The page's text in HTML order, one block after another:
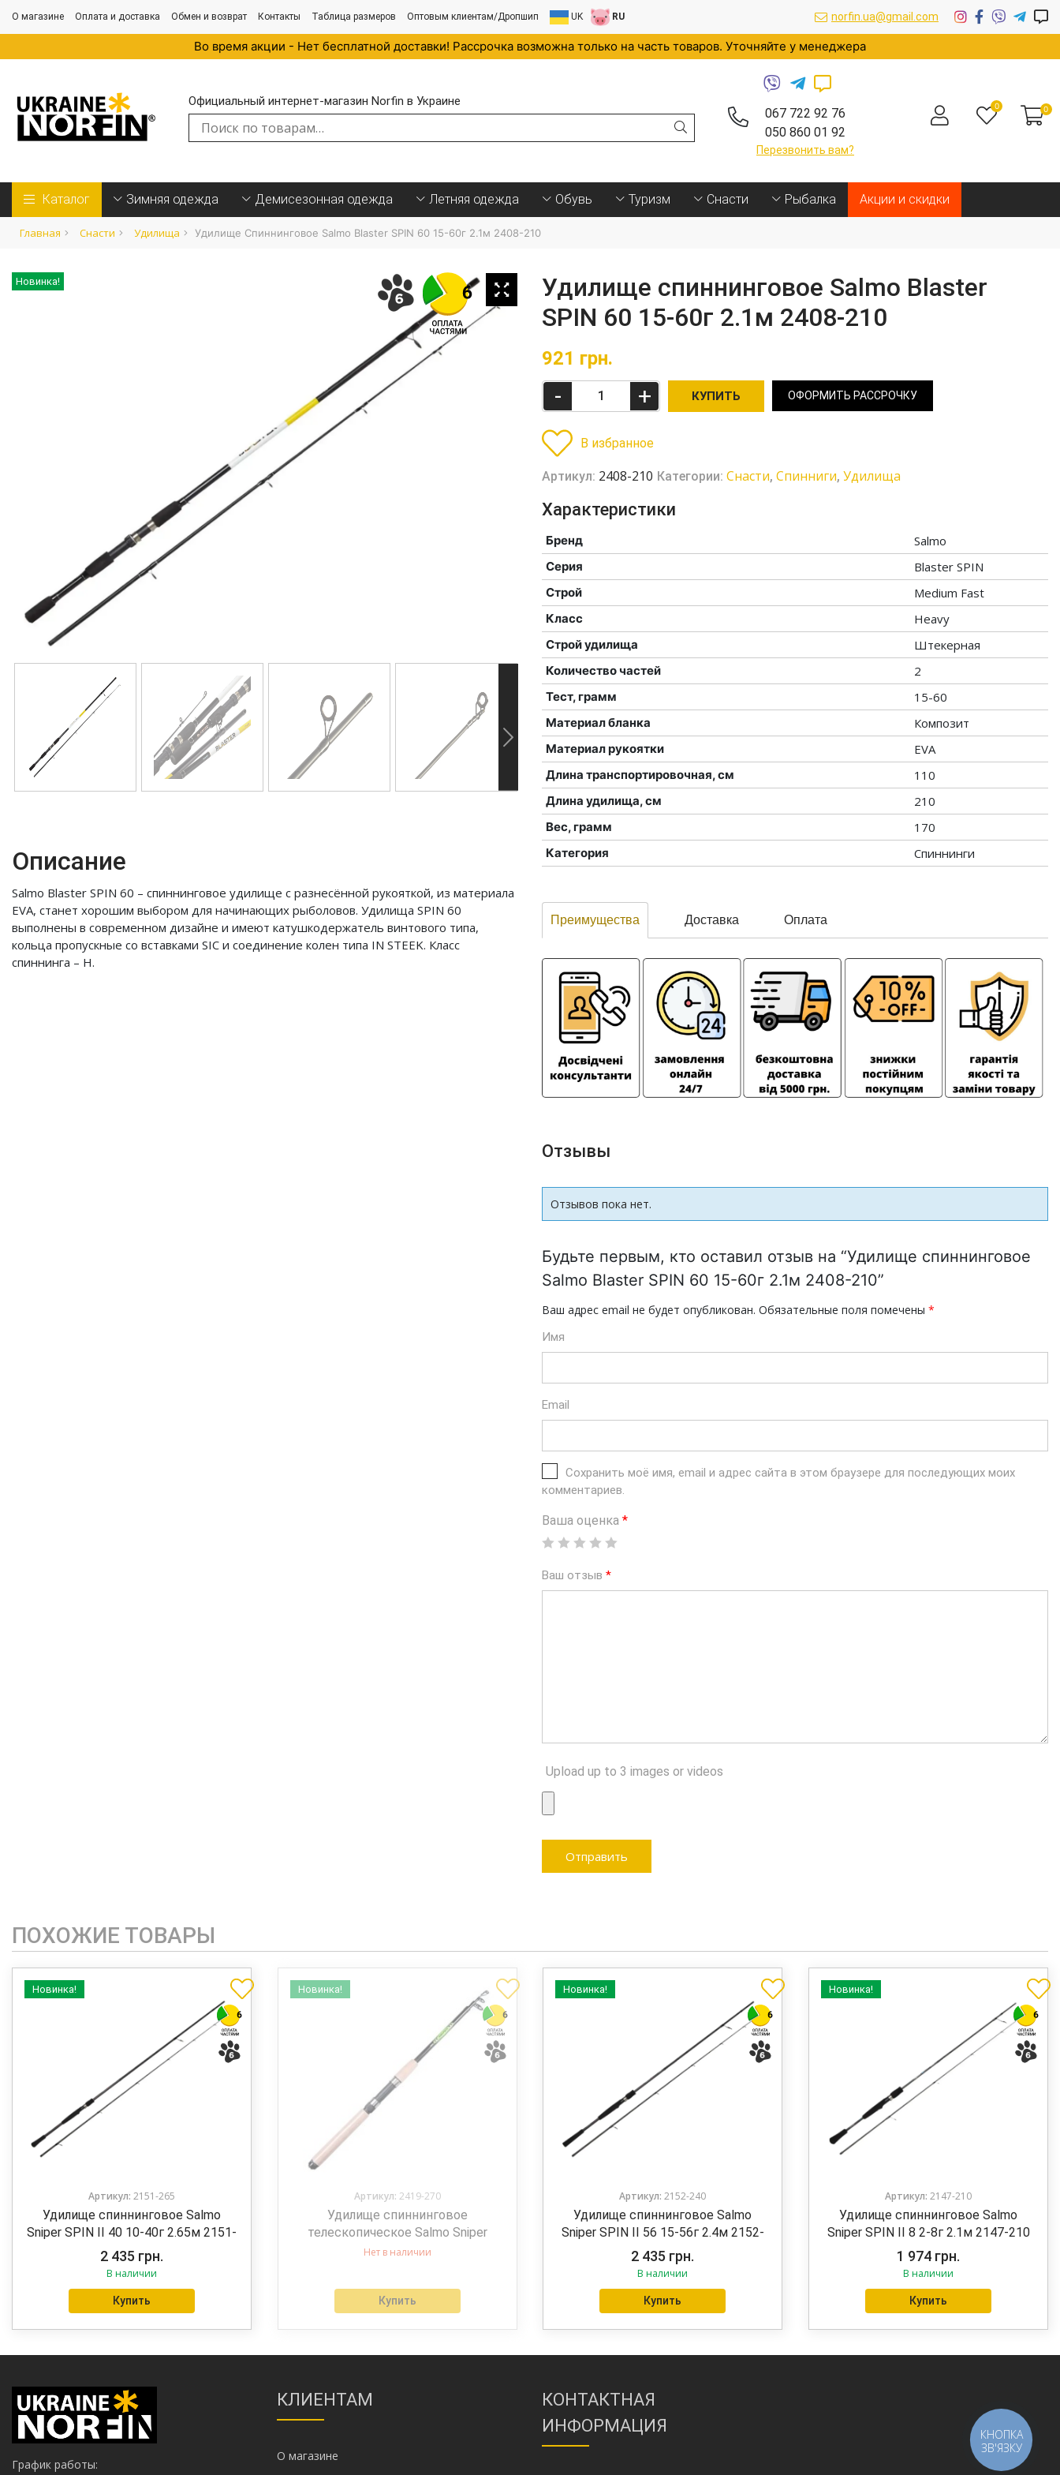
О магазине Оплата и доставка Обмен и возврат Контакты Таблица размеров Оптовым клиентам/Дропшип UK RU norfin.ua@gmail.com
Во время акции - Нет бесплатной доставки! Рассрочка возможна только на часть товаров. Уточняйте у менеджера
Официальный интернет-магазин Norfin в Украине
Искать:
067 722 92 76
050 860 01 92
Перезвонить вам?
0 0
Каталог Зимняя одежда Демисезонная одежда Летняя одежда Обувь Туризм Cнасти Рыбалка Акции и скидки
Главная Cнасти Удилища Удилище Спиннинговое Salmo Blaster SPIN 60 15-60г 2.1м 2408-210
Новинка!
Описание
Salmo Blaster SPIN 60 – спиннинговое удилище с разнесённой рукояткой, из материала
EVA, станет хорошим выбором для начинающих рыболовов. Удилища SPIN 60
выполнены в современном дизайне и имеют катушкодержатель винтового типа,
кольца пропускные со вставками SIC и соединение колен типа IN STEEK. Класс
спиннинга – H.
Удилище спиннинговое Salmo Blaster
SPIN 60 15-60г 2.1м 2408-210
921 грн.
- + КУПИТЬ ОФОРМИТЬ РАССРОЧКУ
В избранное
Артикул: 2408-210 Категории: Cнасти, Спинниги, Удилища
Характеристики
Бренд Salmo
Серия Blaster SPIN
Строй Medium Fast
Класс Heavy
Строй удилища Штекерная
Количество частей 2
Тест, грамм 15-60
Материал бланка Композит
Материал рукоятки EVA
Длина транспортировочная, см 110
Длина удилища, см 210
Вес, грамм 170
Категория Спиннинги
Преимущества Доставка Оплата
Отзывы
Отзывов пока нет.
Будьте первым, кто оставил отзыв на “Удилище спиннинговое
Salmo Blaster SPIN 60 15-60г 2.1м 2408-210”
Ваш адрес email не будет опубликован. Обязательные поля помечены *
Имя
Email
Сохранить моё имя, email и адрес сайта в этом браузере для последующих моих
комментариев.
Ваша оценка *
Ваш отзыв *
Upload up to 3 images or videos
ПОХОЖИЕ ТОВАРЫ
Новинка!
Артикул: 2151-265
Удилище спиннинговое Salmo
Sniper SPIN II 40 10-40г 2.65м 2151-
265
2 435 грн.
В наличии
Купить
Новинка!
Артикул: 2419-270
Удилище спиннинговое
телескопическое Salmo Sniper
TRAVEL SPIN 20 5-20г 2.7м 2419-
Нет в наличии
Купить
Новинка!
Артикул:2152-240
Удилище спиннинговое Salmo
Sniper SPIN II 56 15-56г 2.4м 2152-
240
2 435 грн.
В наличии
Купить
Новинка!
Артикул:2147-210
Удилище спиннинговое Salmo
Sniper SPIN II 8 2-8г 2.1м 2147-210
1 974 грн.
В наличии
Купить
График работы:
КЛИЕНТАМ
О магазине
КОНТАКТНАЯ
ИНФОРМАЦИЯ
КНОПКА
ЗВ'ЯЗКУ